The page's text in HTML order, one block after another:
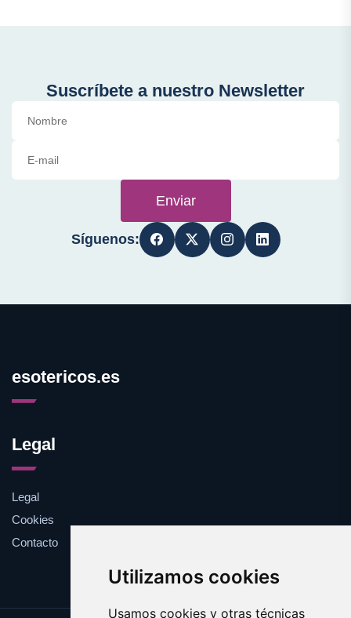
Utilizamos cookies
Usamos cookies y otras técnicas
Suscríbete a nuestro Newsletter
Enviar
Síguenos:
esotericos.es
Legal
Legal
Cookies
Contacto